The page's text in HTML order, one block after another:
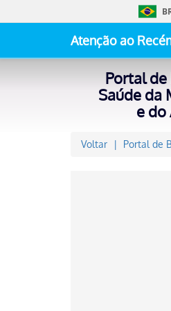
Atenção ao
Portal de
Saúde da
e do
Voltar Portal de